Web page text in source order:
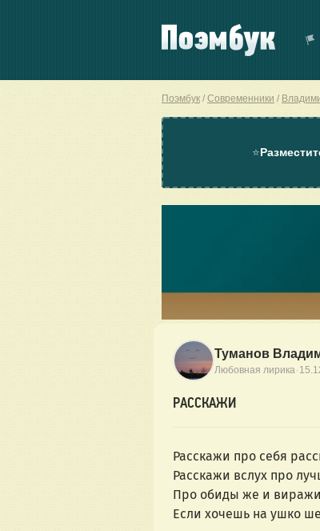
Поэмбук Современники
⭐
Туманов
Любовная лирика·
РАССКАЖИ
Расскажи про себя
Расскажи вслух про
Про обиды же и виражи
Если хочешь на ушко